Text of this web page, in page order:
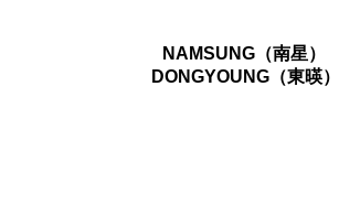
NAMSUNG（南星）
DONGYOUNG（東暎）